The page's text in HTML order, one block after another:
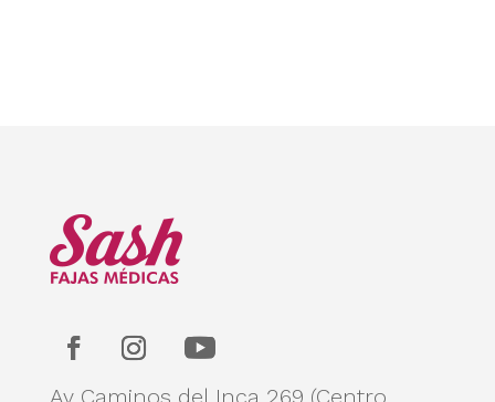
Av Caminos del Inca 269 (Centro